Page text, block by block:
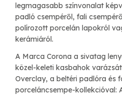
legmagasabb színvonalat
padló csempéről, fali
polírozott porcelán lapokról
kerámiáról.
A Marca Corona a sivatag
közel-keleti kasbahok
Overclay, a beltéri padlóra és
porceláncsempe-kollekcióval: